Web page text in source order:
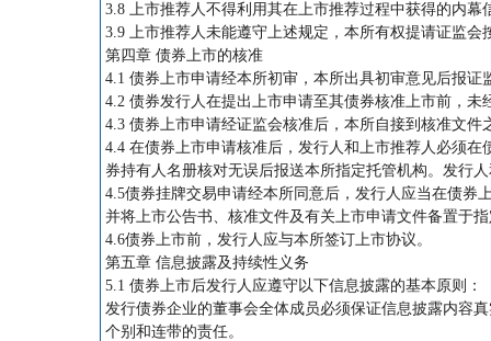
3.8 上市推荐人不得利用其在上市推荐过程中获得的内
3.9 上市推荐人未能遵守上述规定，本所有权提请证监会
第四章 债券上市的核准
4.1 债券上市申请经本所初审，本所出具初审意见后报证
4.2 债券发行人在提出上市申请至其债券核准上市前，未
4.3 债券上市申请经证监会核准后，本所自接到核准文
4.4 在债券上市申请核准后，发行人和上市推荐人必须
券持有人名册核对无误后报送本所指定托管机构。发行
4.5债券挂牌交易申请经本所同意后，发行人应当在债券
并将上市公告书、核准文件及有关上市申请文件备置于
4.6债券上市前，发行人应与本所签订上市协议。
第五章 信息披露及持续性义务
5.1 债券上市后发行人应遵守以下信息披露的基本原则：
发行债券企业的董事会全体成员必须保证信息披露内容
个别和连带的责任。